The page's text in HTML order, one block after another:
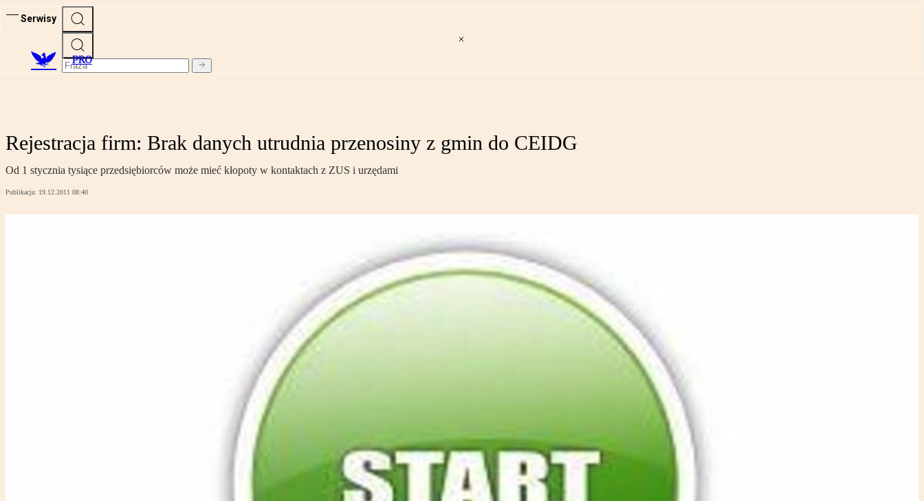
Serwisy
PRO
Rejestracja firm: Brak danych utrudnia przenosiny z gmin do CEIDG
Od 1 stycznia tysiące przedsiębiorców może mieć kłopoty w kontaktach z ZUS i urzędami
Publikacja: 19.12.2011 08:40